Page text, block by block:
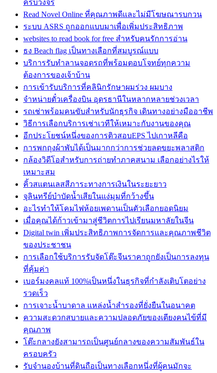
ครบวงจร
Read Novel Online ที่คุณภาพดีและไม่มีโฆษณารบกวน
ระบบ ASRS ถูกออกแบบมาเพื่อเพิ่มประสิทธิภาพ
websites to read book for free สำหรับคนรักการอ่าน
ธง Beach flag เป็นทางเลือกที่สมบูรณ์แบบ
บริการรับทำลานจอดรถที่พร้อมตอบโจทย์ทุกความ
ต้องการของเจ้าบ้าน
การเข้ารับบริการที่คลินิกรักษาผมร่วง ผมบาง
จำหน่ายตั๋วเครื่องบิน อุดรธานีในหลากหลายช่วงเวลา
รถเช่าพร้อมคนขับสำหรับนักธุรกิจ เดินทางอย่างมืออาชีพ
วิธีการเลือกบริการเช่าเวทีให้เหมาะกับงานของคุณ
อีกประโยชน์หนึ่งของการติวสอบEPS ไปเกาหลีคือ
การพกถุงผ้าพับได้เป็นมากกว่าการช่วยลดขยะพลาสติก
กล้องวิดีโอสำหรับการถ่ายทำภาคสนาม เลือกอย่างไรให้
เหมาะสม
คิ้วสแตนเลสสีภาระทางการเงินในระยะยาว
จุลินทรีย์บำบัดน้ำเสียในแง่มุมที่กว้างขึ้น
อะไรทำให้โคมไฟห้อยเพดานเป็นตัวเลือกยอดนิยม
เมื่อคุณได้ก้าวเข้ามาสู่ชีวิตการไปเรียนมหาลัยในจีน
Digital twin เพิ่มประสิทธิภาพการจัดการและคุณภาพชีวิต
ของประชาชน
การเลือกใช้บริการรับจัดโต๊ะจีนราคาถูกยังเป็นการลงทุน
ที่คุ้มค่า
เบอร์มงคลแท้ 100%เป็นหนึ่งในธุรกิจที่กำลังเติบโตอย่าง
รวดเร็ว
การเจาะน้ำบาดาล แหล่งน้ำสำรองที่ยั่งยืนในอนาคต
ความสะดวกสบายและความปลอดภัยของเตียงคนไข้ที่มี
คุณภาพ
โต๊ะกลางยังสามารถเป็นศูนย์กลางของความสัมพันธ์ใน
ครอบครัว
รับจำนองบ้านที่ดินถือเป็นทางเลือกหนึ่งที่ผู้คนมักจะ